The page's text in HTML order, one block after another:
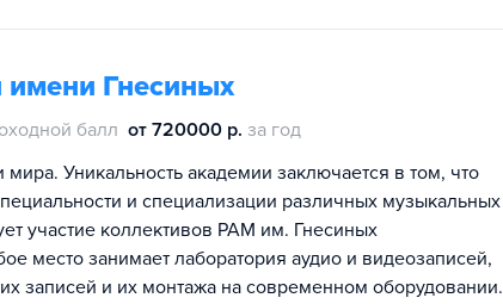
имени Гнесиных
балл от 720000 р. за год
Уникальность академии заключается в том, что
и специализации различных музыкальных
участие коллективов РАМ им. Гнесиных
место занимает лаборатория аудио и видеозаписей,
записей и их монтажа на современном оборудовании.